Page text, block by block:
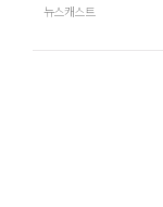
뉴스캐스트